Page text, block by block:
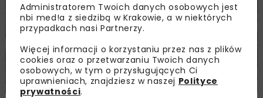
Administratorem Twoich danych osobowych jest
nbi med!a z siedzibą w Krakowie, a w niektórych
przypadkach nasi Partnerzy.
Więcej informacji o korzystaniu przez nas z plików
cookies oraz o przetwarzaniu Twoich danych
osobowych, w tym o przysługujących Ci
uprawnieniach, znajdziesz w naszej Polityce
prywatności.